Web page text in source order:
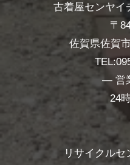
古着屋センヤイ
〒
佐賀県佐賀
― 営
24
リサイクル